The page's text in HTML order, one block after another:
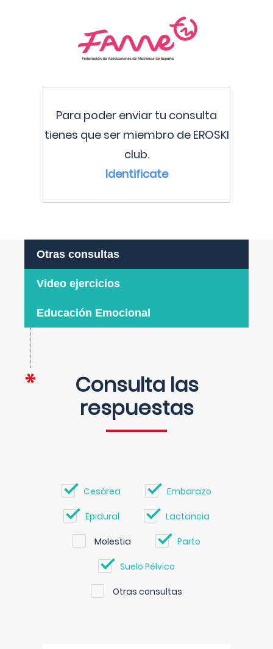
Para poder enviar tu consulta
tienes que ser miembro de EROSKI
club.
Identificate
Otras consultas
Video ejercicios
Educación Emocional
Consulta las
respuestas
Cesárea Embarazo
Epidural Lactancia
Molestia Parto
Suelo Pélvico
Otras consultas